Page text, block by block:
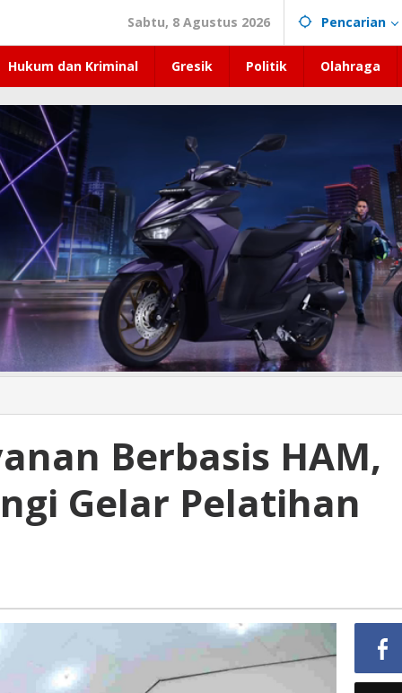
Sabtu, 8 Agustus 2026 Pencarian
Hukum dan Kriminal Gresik Politik Olahraga
Berbasis HAM,
Gelar Pelatihan